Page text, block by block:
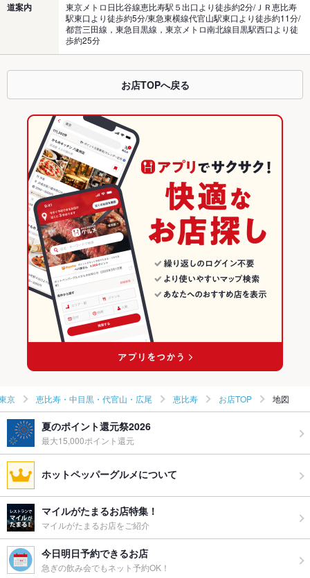
道案内
東京メトロ日比谷線恵比寿駅５出口より徒歩約2分/ＪＲ恵比寿
駅東口より徒歩約5分/東急東横線代官山駅東口より徒歩約11分/
都営三田線，東急目黒線，東京メトロ南北線目黒駅西口より徒
歩約25分
お店TOPへ戻る
京 恵比寿・中目黒・代官山・広尾 恵比寿 お店TOP 地図
夏のポイント還元祭2026
最大15,000ポイント還元
ホットペッパーグルメについて
マイルがたまるお店特集！
マイルがたまるお店をご紹介
今日明日予約できるお店
急ぎの飲み会でもネット予約OK！